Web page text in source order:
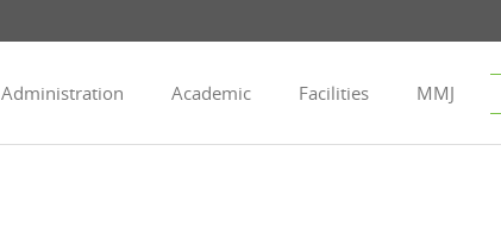
Administration Academic Facilities MMJ